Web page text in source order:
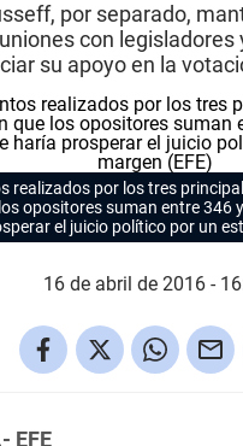
por separado,
con legisladores
su apoyo en la
realizados por los tres
opositores suman entre 346
el juicio político por un
16 de abril de 2016 -
EFE